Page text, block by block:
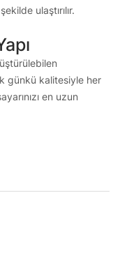
ulaştırılır.
günkü kalitesiyle her
en uzun